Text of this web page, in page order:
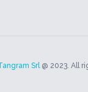
Srl@ 2023. All